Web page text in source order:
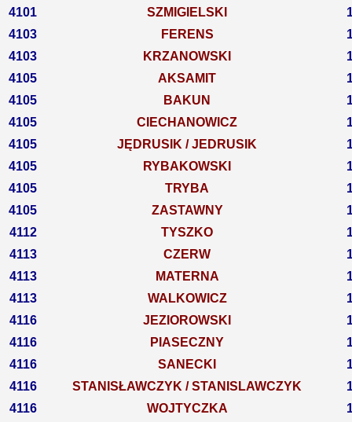
4101 SZMIGIELSKI
4103
FERENS
4103
KRZANOWSKI
4105
AKSAMIT
4105
BAKUN
4105
CIECHANOWICZ
4105
JĘDRUSIK / JEDRUSIK
4105
RYBAKOWSKI
4105
TRYBA
4105
ZASTAWNY
4112
TYSZKO
4113
CZERW
4113
MATERNA
4113
WALKOWICZ
4116
JEZIOROWSKI
4116
PIASECZNY
4116
SANECKI
4116
STANISŁAWCZYK / STANISLAWCZYK
4116
WOJTYCZKA